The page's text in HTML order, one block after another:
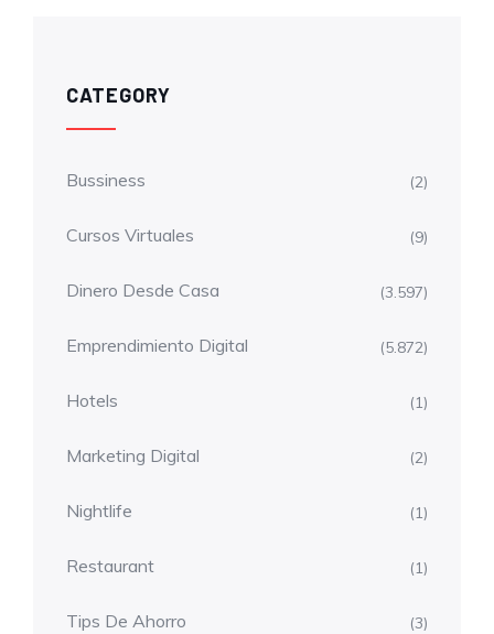
CATEGORY
Bussiness (2)
Cursos Virtuales (9)
Dinero Desde Casa (3.597)
Emprendimiento Digital (5.872)
Hotels (1)
Marketing Digital (2)
Nightlife (1)
Restaurant (1)
Tips De Ahorro (3)